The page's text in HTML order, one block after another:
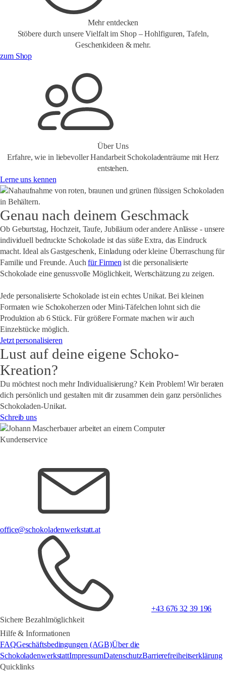
Mehr entdecken
Stöbere durch unsere Vielfalt im Shop – Hohlfiguren, Tafeln,
Geschenkideen & mehr.
zum Shop
Über Uns
Erfahre, wie in liebevoller Handarbeit Schokoladenträume mit Herz
entstehen.
Lerne uns kennen
Genau nach deinem Geschmack
ObGeburtstag, Hochzeit, Taufe, Jubiläum oder andere Anlässe - unsere
individuell bedruckte Schokolade ist das süße Extra, das Eindruck
macht. Ideal als Gastgeschenk, Einladung oder kleine Überraschung für
Familie und Freunde. Auchfür Firmen ist die personalisierte
Schokolade eine genussvolle Möglichkeit, Wertschätzung zu zeigen.
Jede personalisierte Schokolade ist ein echtes Unikat. Bei kleinen
Formaten wie Schokoherzen oder Mini-Täfelchen lohnt sich die
Produktion ab 6 Stück. Für größere Formate machen wir auch
Einzelstücke möglich.
Jetzt personalisieren
Lust auf deine eigene Schoko-
Kreation?
Du möchtest noch mehr Individualisierung? Kein Problem! Wir beraten
dich persönlich und gestalten mit dir zusammen dein ganzpersönliches
Schokoladen-Unikat.
Schreib uns
Kundenservice
office@schokoladenwerkstatt.at
+43 676 32 39 196
Sichere Bezahlmöglichkeit
Hilfe & Informationen
FAQGeschäftsbedingungen (AGB)Über die
SchokoladenwerkstattImpressumDatenschutzBarrierefreiheitserklärung
Quicklinks